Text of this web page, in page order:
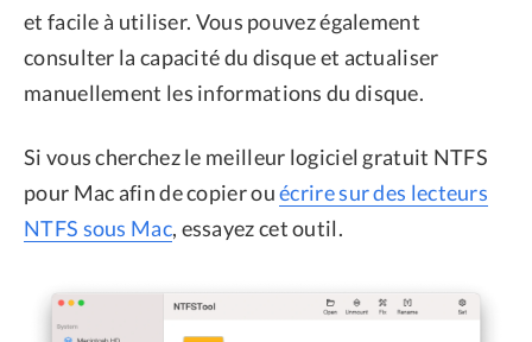
et facile à utiliser. Vous pouvez également
consulter la capacité du disque et actualiser
manuellement les informations du disque.
Si vous cherchez le meilleur logiciel gratuit NTFS
pour Mac afin de copier ouécrire sur des lecteurs
NTFS sous Mac, essayez cet outil.